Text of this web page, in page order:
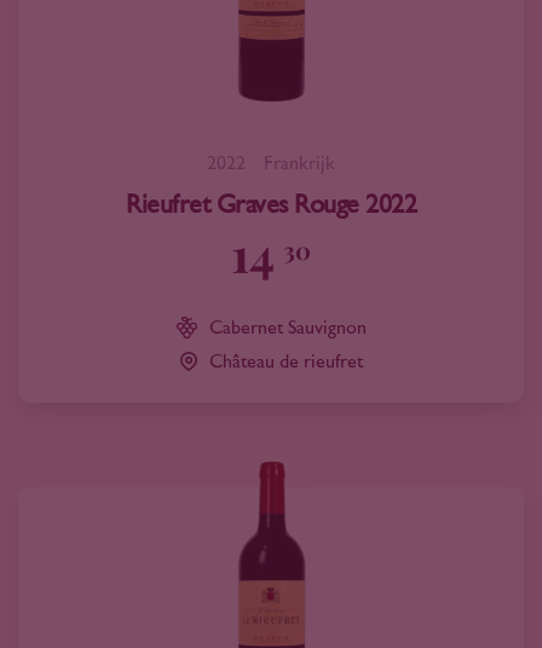
2022 Frankrijk
Rieufret Graves Rouge 2022
14 30
Cabernet Sauvignon
Château de rieufret